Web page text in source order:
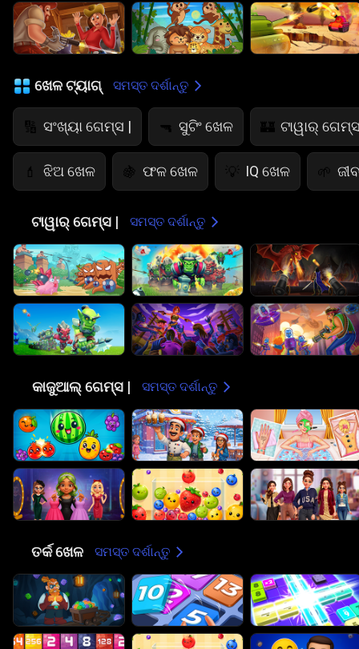
ଖେଳ ଟ୍ୟାଗ୍ ସମସ୍ତ ଦର୍ଶାନ୍ତୁ
🔢 ସଂଖ୍ୟା ଗେମ୍ସ | 🔫 ସୁଟିଂ ଖେଳ 🏰 ଟାୱାର୍
💄 ଝିଅ ଖେଳ 🍇 ଫଳ ଖେଳ 💡 IQ ଖେଳ 🌱
ଟାୱାର୍ ଗେମ୍ସ | ସମସ୍ତ ଦର୍ଶାନ୍ତୁ
କାଜୁଆଲ୍ ଗେମ୍ସ | ସମସ୍ତ ଦର୍ଶାନ୍ତୁ
ତର୍କ ଖେଳ ସମସ୍ତ ଦର୍ଶାନ୍ତୁ